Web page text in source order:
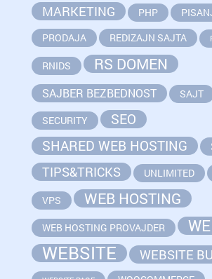
MARKETING PHP
PRODAJA
REDIZAJN SAJTA
RNIDS RS DOMEN
SAJBER BEZBEDNOST SAJT
SECURITY
SEO
SHARED WEB HOSTING
TIPS&TRICKS UNLIMITED
VPS WEB HOSTING
WEB HOSTING PROVAJDER
WEBSITE WEBSITE